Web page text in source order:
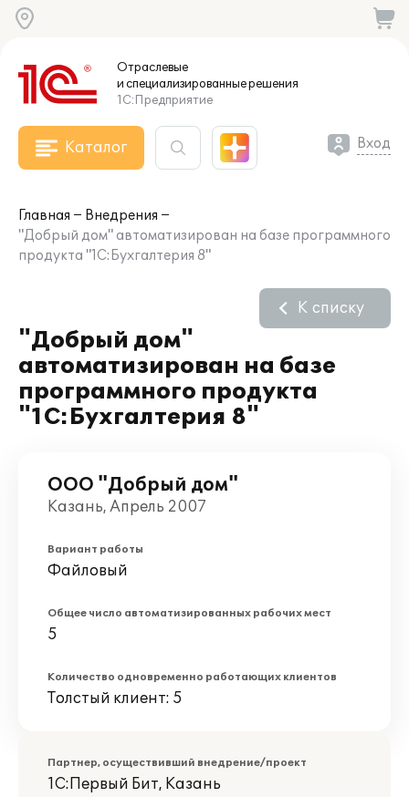
Отраслевые
и специализированныерешения
1С:Предприятие
Каталог Вход
Главная
Внедрения
"Добрый дом" автоматизирован на базе программного
продукта "1С:Бухгалтерия 8"
"Добрый дом"
автоматизирован на базе
программного продукта
"1С:Бухгалтерия 8"
К списку
ООО "Добрый дом"
Казань, Апрель 2007
Вариант работы
Файловый
Общее число автоматизированных рабочих мест
5
Количество одновременно работающих клиентов
Толстый клиент: 5
Партнер, осуществивший внедрение/проект
1С:Первый Бит, Казань